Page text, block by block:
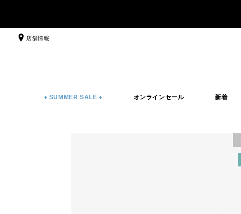
店舗情報
♦ SUMMER SALE ♦ オンラインセール 新着